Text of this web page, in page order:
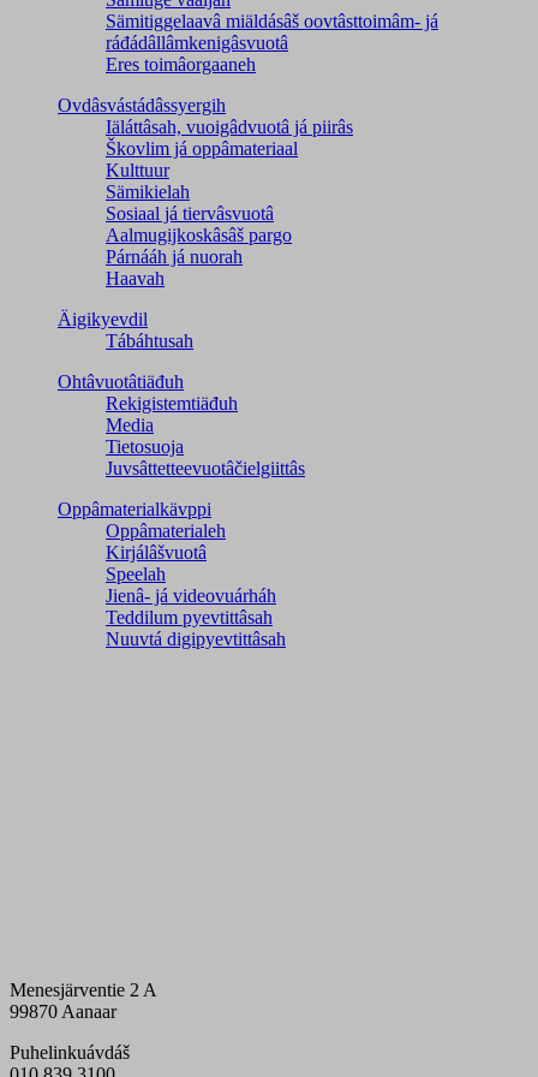
Sämitiggelaavâ miäldásâš oovtâsttoimâm- já
ráđádâllâmkenigâsvuotâ
Eres toimâorgaaneh
Ovdâsvástádâssyergih
Iäláttâsah, vuoigâdvuotâ já piirâs
Škovlim já oppâmateriaal
Kulttuur
Sämikielah
Sosiaal já tiervâsvuotâ
Aalmugijkoskâsâš pargo
Párnááh já nuorah
Haavah
Äigikyevdil
Tábáhtusah
Ohtâvuotâtiäđuh
Rekigistemtiäđuh
Media
Tietosuoja
Juvsâttetteevuotâčielgiittâs
Oppâmaterialkävppi
Oppâmaterialeh
Kirjálâšvuotâ
Speelah
Jienâ- já videovuárháh
Teddilum pyevtittâsah
Nuuvtá digipyevtittâsah
Menesjärventie 2 A
99870 Aanaar
Puhelinkuávdáš